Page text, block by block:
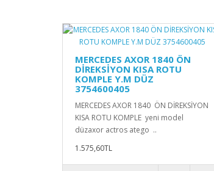
MERCEDES AXOR 1840 ÖN
DİREKSİYON KISA ROTU
KOMPLE Y.M DÜZ
3754600405
MERCEDES AXOR 1840 ÖN DİREKSİYON
KISA ROTU KOMPLE yeni model
düzaxor actros atego ..
1.575,60TL